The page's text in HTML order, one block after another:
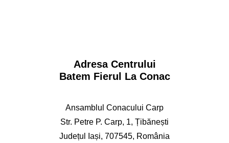
Adresa Centrului
Batem Fierul La Conac
Ansamblul Conacului Carp
Str. Petre P. Carp, 1, Țibănești
Județul Iași, 707545, România